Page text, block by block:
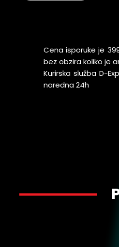
Cena isporuke je
bez obzira koliko je
Kurirska služba D-
naredna 24h